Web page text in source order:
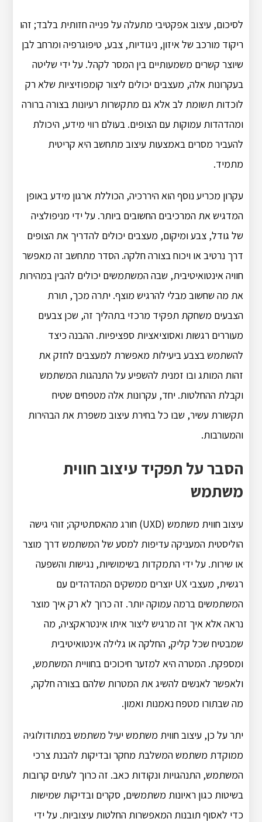
לסיכום, עיצוב אפקטיבי מתעלה על פנייה חזותית בלבד; זהו
ריקוד מורכב של איזון, ניגודיות, צבע, טיפוגרפיה ומרחב לבן
שיוצר קשרים משמעותיים בין המסר לקהל. על ידי שליטה
בעקרונות אלה, מעצבים יכולים ליצור קומפוזיציות שלא רק
לוכדות תשומת לב אלא גם מתקשרות רעיונות בצורה ברורה
ומהדהדות עמוקות עם הצופים. בעולם רווי מידע, היכולת
להעביר מסרים באמצעות עיצוב מתחשב היא קריטית
מתמיד.
עקרון מכריע נוסף הוא היררכיה, הכוללת ארגון מידע באופן
המדגיש את המרכיבים החשובים ביותר. על ידי מניפולציה
של גודל, צבע ומיקום, מעצבים יכולים להדריך את הצופים
דרך נרטיב או ויכוח בצורה חלקה. הסדר מתחשב זה מאפשר
חוויה אינטואיטיבית, שבה המשתמשים יכולים להבין במהירות
את מה שחשוב מבלי להרגיש מוצף. יתרה מכך, תורת
הצבעים משחקת תפקיד מרכזי בתהליך זה, שכן צבעים
מעוררים רגשות ואסוציאציות ספציפיות. ההבנה כיצד
להשתמש בצבע ביעילות מאפשרת למעצבים לחזק את
זהות המותג ובו זמנית להשפיע על התנהגות המשתמש
וקבלת ההחלטות. יחד, עקרונות אלה מטפחים שטיח
תקשורת עשיר, שבו כל בחירת עיצוב משפרת את הבהירות
והמעורבות.
הסבר על תפקיד עיצוב חווית
משתמש
עיצוב חווית משתמש (UXD) חורג מהאסתטיקה; זוהי גישה
הוליסטית המעניקה עדיפות למסע של המשתמש דרך מוצר
או שירות. על ידי התמקדות בשימושיות, נגישות והשפעה
רגשית, מעצבי UX יוצרים ממשקים המהדהדים עם
המשתמשים ברמה עמוקה יותר. זה כרוך לא רק איך מוצר
נראה אלא איך זה מרגיש ליצור איתו אינטראקציה, מה
שמבטיח שכל קליק, החלקה או גלילה אינטואיטיבית
ומספקת. המטרה היא למזער חיכוכים בחוויית המשתמש,
ולאפשר לאנשים להשיג את המטרות שלהם בצורה חלקה,
מה שבתורו מטפח נאמנות ואמון.
יתר על כן, עיצוב חווית משתמש יעיל משתמש במתודולוגיה
ממוקדת משתמש המשלבת מחקר ובדיקות להבנת צרכי
המשתמש, התנהגויות ונקודות כאב. זה כרוך לעתים קרובות
בשיטות כגון ראיונות משתמשים, סקרים ובדיקות שמישות
כדי לאסוף תובנות המאפשרות החלטות עיצוביות. על ידי